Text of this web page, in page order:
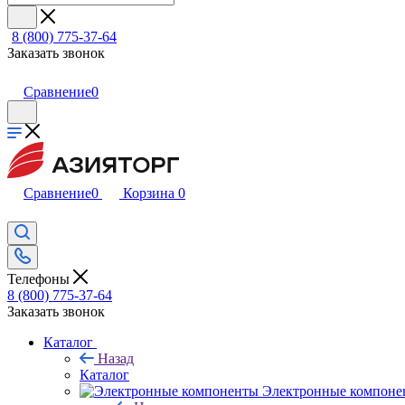
8 (800) 775-37-64
Заказать звонок
Сравнение0
Сравнение0 Корзина 0
Телефоны
8 (800) 775-37-64
Заказать звонок
Каталог
Назад
Каталог
Электронные